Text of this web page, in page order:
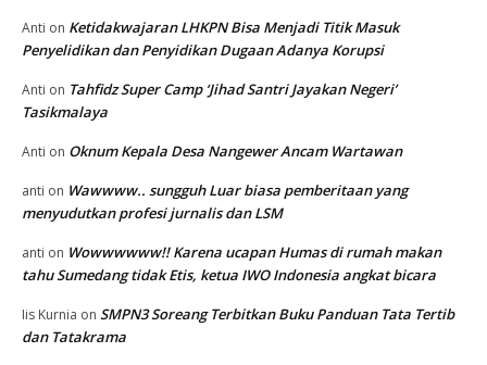
Anti on Ketidakwajaran LHKPN Bisa Menjadi Titik Masuk
Penyelidikan dan Penyidikan Dugaan Adanya Korupsi
Anti on Tahfidz Super Camp ‘Jihad Santri Jayakan Negeri’
Tasikmalaya
Anti on Oknum Kepala Desa Nangewer Ancam Wartawan
anti on Wawwww.. sungguh Luar biasa pemberitaan yang
menyudutkan profesi jurnalis dan LSM
anti on Wowwwwww!! Karena ucapan Humas di rumah makan
tahu Sumedang tidak Etis, ketua IWO Indonesia angkat bicara
Iis Kurnia on SMPN3 Soreang Terbitkan Buku Panduan Tata Tertib
dan Tatakrama